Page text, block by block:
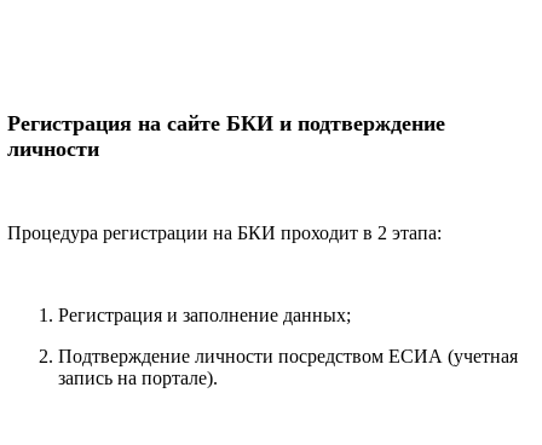
Регистрация на сайте БКИ и подтверждение
личности
Процедура регистрации на БКИ проходит в 2 этапа:
Регистрация и заполнение данных;
Подтверждение личности посредством ЕСИА (учетная
запись на портале).